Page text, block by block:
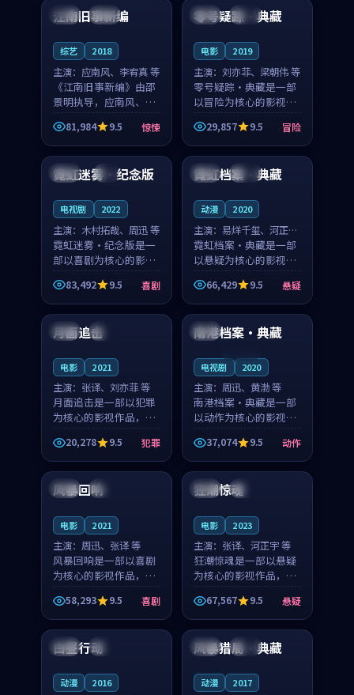
合作演出，影片在情感
层次与现实质感之间
纠葛，爱情元素贯穿始
终，节奏稳健而富有张
日本 院线
江南旧事新编
综艺 2018
主演： 应南风、李宥真 等
《江南旧事新编》由邵
景明执导，应南风、李
宥真领衔主演，是一部
2018年上映的日本惊悚
综艺。影片以邻里温情
为切入，呈现一段从初
遇到告别都浸着真实
81,984 9.5 惊悚
韩国 杜比
零号疑踪·典藏
电影 2019
主演： 刘亦菲、梁朝伟 等
零号疑踪·典藏是一部
以冒险为核心的影视作
品，围绕危机、反转与
人物成长展开，整体节
奏紧凑，值得推荐观
看。
29,857 9.5 冒险
英国 4K
霓虹迷雾·纪念版
电视剧 2022
主演： 木村拓哉、周迅 等
霓虹迷雾·纪念版是一
部以喜剧为核心的影视
作品，围绕危机、反转
与人物成长展开，整体
节奏紧凑，值得推荐观
看。
83,492 9.5 喜剧
泰国 完结
霓虹档案·典藏
动漫 2020
主演： 易烊千玺、河正宇
等
霓虹档案·典藏是一部
以悬疑为核心的影视作
品，围绕危机、反转与
人物成长展开，整体节
奏紧凑，值得推荐观
看。
66,429 9.5 悬疑
英国 高分
月面追击
电影 2021
主演： 张译、刘亦菲 等
月面追击是一部以犯罪
为核心的影视作品，围
绕危机、反转与人物成
长展开，整体节奏紧
凑，值得推荐观看。
20,278 9.5 犯罪
中国
南港档案·典藏
电视剧 2020
主演： 周迅、黄渤 等
南港档案·典藏是一部
以动作为核心的影视作
品，围绕危机、反转与
人物成长展开，整体节
奏紧凑，值得推荐观
看。
37,074 9.5 动作
美国 热播
风暴回响
电影 2021
主演： 周迅、张译 等
风暴回响是一部以喜剧
为核心的影视作品，围
绕危机、反转与人物成
长展开，整体节奏紧
凑，值得推荐观看。
58,293 9.5 喜剧
美国 杜比
狂潮惊魂
电影 2023
主演： 张译、河正宇 等
狂潮惊魂是一部以悬疑
为核心的影视作品，围
绕危机、反转与人物成
长展开，整体节奏紧
凑，值得推荐观看。
67,567 9.5 悬疑
法国 完结
白昼行动
动漫 2016
韩国 完结
风暴猎局·典藏
动漫 2017